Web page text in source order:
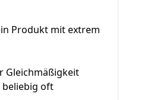
Produkt mit extrem
Gleichmäßigkeit
beliebig oft